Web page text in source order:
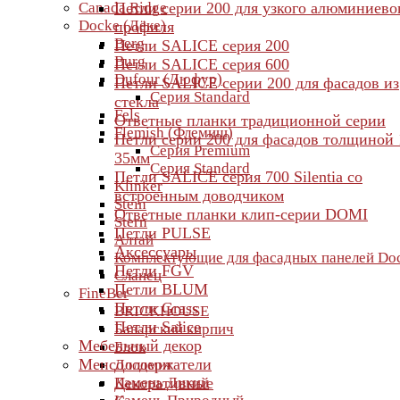
Canada Ridge
Docke (Дёке)
Berg
Burg
Dufour (Дюфур)
Серия Standard
Fels
Flemish (Флемиш)
Серия Premium
Серия Standard
Klinker
Stein
Stern
Алтай
Комплектующие для фасадных панелей
Сланец
FineBer
BRICKHOUSE
Баварский кирпич
Блок
Доломит
Камень Дикий
Петли серии 200 для узкого
профиля
Петли SALICE серия 200
Петли SALICE серия 600
Петли SALICE серии 200 для фасадов из
стекла
Ответные планки традиционной серии
Петли серии 200 для фасадов толщиной
35мм
Петли SALICE серия 700 Silentia со
встроенным доводчиком
Ответные планки клип-серии DOMI
Петли PULSE
Аксессуары
Петли FGV
Петли BLUM
Петли Grass
Петли Salice
Мебельный декор
Менсолодержатели
Декоративные